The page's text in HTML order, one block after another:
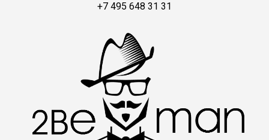
+7 495 648 31 31